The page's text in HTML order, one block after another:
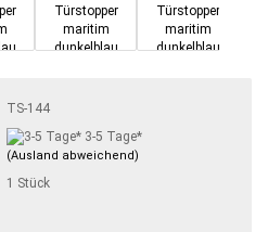
TS-144
3-5 Tage*
(Ausland abweichend)
1 Stück